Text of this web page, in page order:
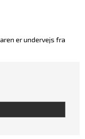
er undervejs fra